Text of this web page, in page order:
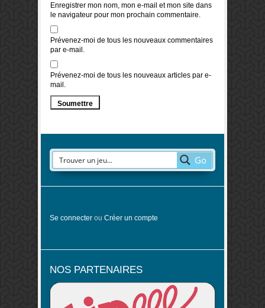
Enregistrer mon nom, mon e-mail et mon site dans
le navigateur pour mon prochain commentaire.
Prévenez-moi de tous les nouveaux commentaires
par e-mail.
Prévenez-moi de tous les nouveaux articles par e-
mail.
Go
Se connecter ou Créer un compte
NOS PARTENAIRES